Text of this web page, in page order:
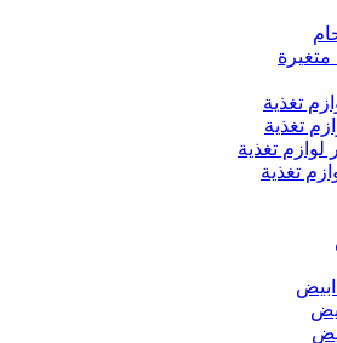
متغيرة
تغذية
تغذية
لوازم تغذية
تغذية